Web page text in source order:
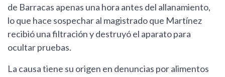
de Barracas apenas una hora antes del allanamiento,
lo que hace sospechar al magistrado que Martínez
recibió una filtración y destruyó el aparato para
ocultar pruebas.
La causa tiene su origen en denuncias por alimentos